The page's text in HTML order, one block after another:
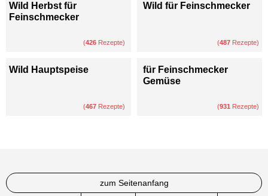
Wild Herbst für
Feinschmecker
(426 Rezepte)
Wild für Feinschmecker
(487 Rezepte)
Wild Hauptspeise
(467 Rezepte)
für Feinschmecker
Gemüse
(931 Rezepte)
zum Seitenanfang